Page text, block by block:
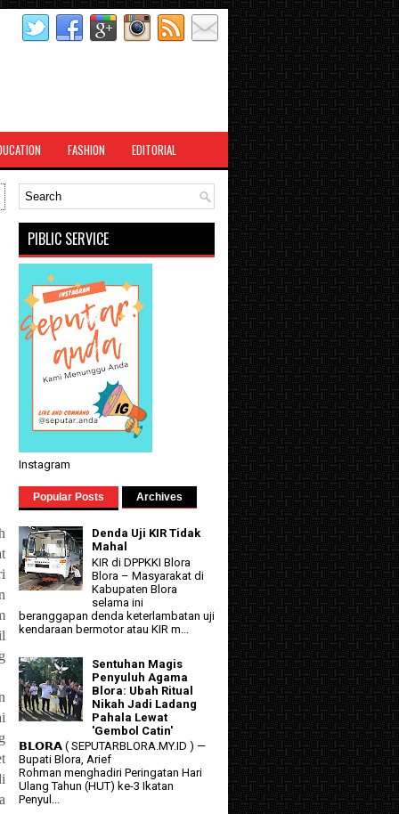
FASHION EDITORIAL
PIBLIC SERVICE
Instagram
Popular Posts Archives
Denda Uji KIR Tidak
Mahal
KIR di DPPKKI Blora
Blora – Masyarakat di
Kabupaten Blora
selama ini
beranggapan denda keterlambatan uji
kendaraan bermotor atau KIR m...
Sentuhan Magis
Penyuluh Agama
Blora: Ubah Ritual
Nikah Jadi Ladang
Pahala Lewat
'Gembol Catin'
𝗕𝗟𝗢𝗥𝗔 ( SEPUTARBLORA.MY.ID ) —
Bupati Blora, Arief
Rohman menghadiri Peringatan Hari
Ulang Tahun (HUT) ke-3 Ikatan
Penyul...